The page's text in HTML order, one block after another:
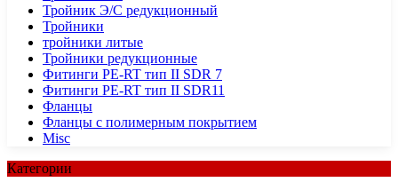
Тройник Э/С редукционный
Тройники
тройники литые
Тройники редукционные
Фитинги PE-RT тип II SDR 7
Фитинги PE-RT тип II SDR11
Фланцы
Фланцы с полимерным покрытием
Misc
Категории